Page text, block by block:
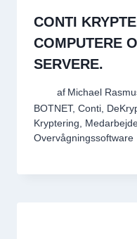
CONTI
COMPUTERE
SERVERE.
af Michael
BOTNET, Conti,
Kryptering,
Overvågningssoftware